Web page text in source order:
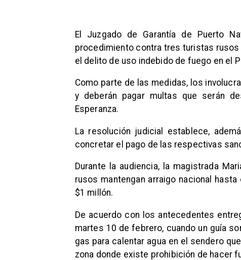
El Juzgado de Garantía de Puerto
procedimiento contra tres turistas
el delito de uso indebido de fuego en el
Como parte de las medidas, los
y deberán pagar multas que serán
Esperanza.
La resolución judicial establece,
concretar el pago de las respectivas
Durante la audiencia, la magistrada
rusos mantengan arraigo nacional
$1 millón.
De acuerdo con los antecedentes
martes 10 de febrero, cuando un guía
gas para calentar agua en el sendero
zona donde existe prohibición de hacer